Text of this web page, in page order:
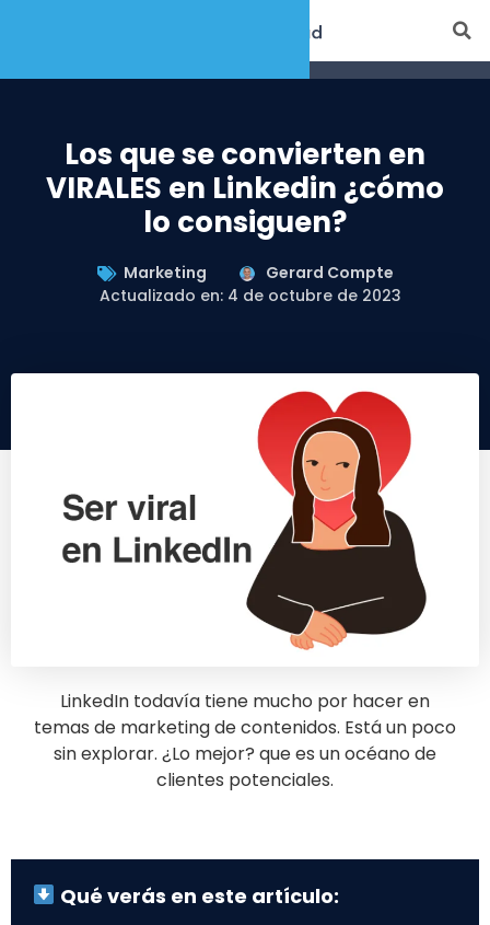
Los que se convierten en
VIRALES en Linkedin ¿cómo
lo consiguen?
Marketing
Gerard Compte
Actualizado en: 4 de octubre de 2023
LinkedIn todavía tiene mucho por hacer en
temas de marketing de contenidos. Está un poco
sin explorar. ¿Lo mejor? que es un océano de
clientes potenciales.
Qué verás en este artículo: